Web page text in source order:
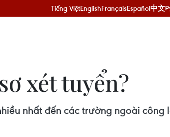
Tiếng ViệtEnglishFrançaisEspañol中文
xét tuyển?
nhất đến các trường ngoài công